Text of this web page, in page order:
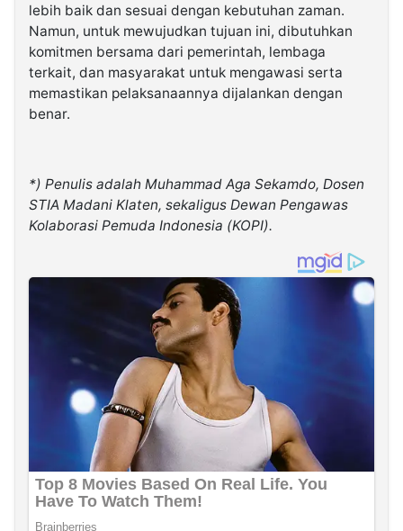
lebih baik dan sesuai dengan kebutuhan zaman.
Namun, untuk mewujudkan tujuan ini, dibutuhkan
komitmen bersama dari pemerintah, lembaga
terkait, dan masyarakat untuk mengawasi serta
memastikan pelaksanaannya dijalankan dengan
benar.
*) Penulis adalah Muhammad Aga Sekamdo, Dosen
STIA Madani Klaten, sekaligus Dewan Pengawas
Kolaborasi Pemuda Indonesia (KOPI).